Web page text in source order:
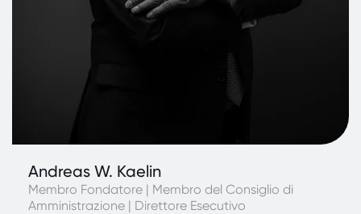
Andreas W. Kaelin
Membro Fondatore | Membro del Consiglio di
Amministrazione | Direttore Esecutivo